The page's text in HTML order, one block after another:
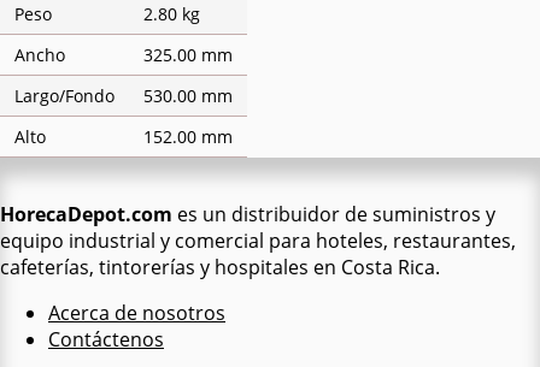
Peso
2.80 kg
Ancho
325.00 mm
Largo/Fondo
530.00 mm
Alto
152.00 mm
HorecaDepot.com es un distribuidor de suministros y
equipo industrial y comercial para hoteles, restaurantes,
cafeterías, tintorerías y hospitales en Costa Rica.
Acerca de nosotros
Contáctenos